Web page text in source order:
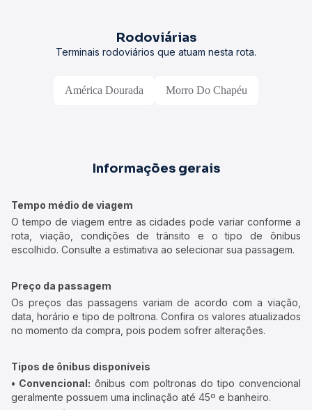
Rodoviárias
Terminais rodoviários que atuam nesta rota.
América Dourada Morro Do Chapéu
Informações gerais
Tempo médio de viagem
O tempo de viagem entre as cidades pode variar conforme a
rota, viação, condições de trânsito e o tipo de ônibus
escolhido. Consulte a estimativa ao selecionar sua passagem.
Preço da passagem
Os preços das passagens variam de acordo com a viação,
data, horário e tipo de poltrona. Confira os valores atualizados
no momento da compra, pois podem sofrer alterações.
Tipos de ônibus disponíveis
• Convencional: ônibus com poltronas do tipo convencional
geralmente possuem uma inclinação até 45º e banheiro.